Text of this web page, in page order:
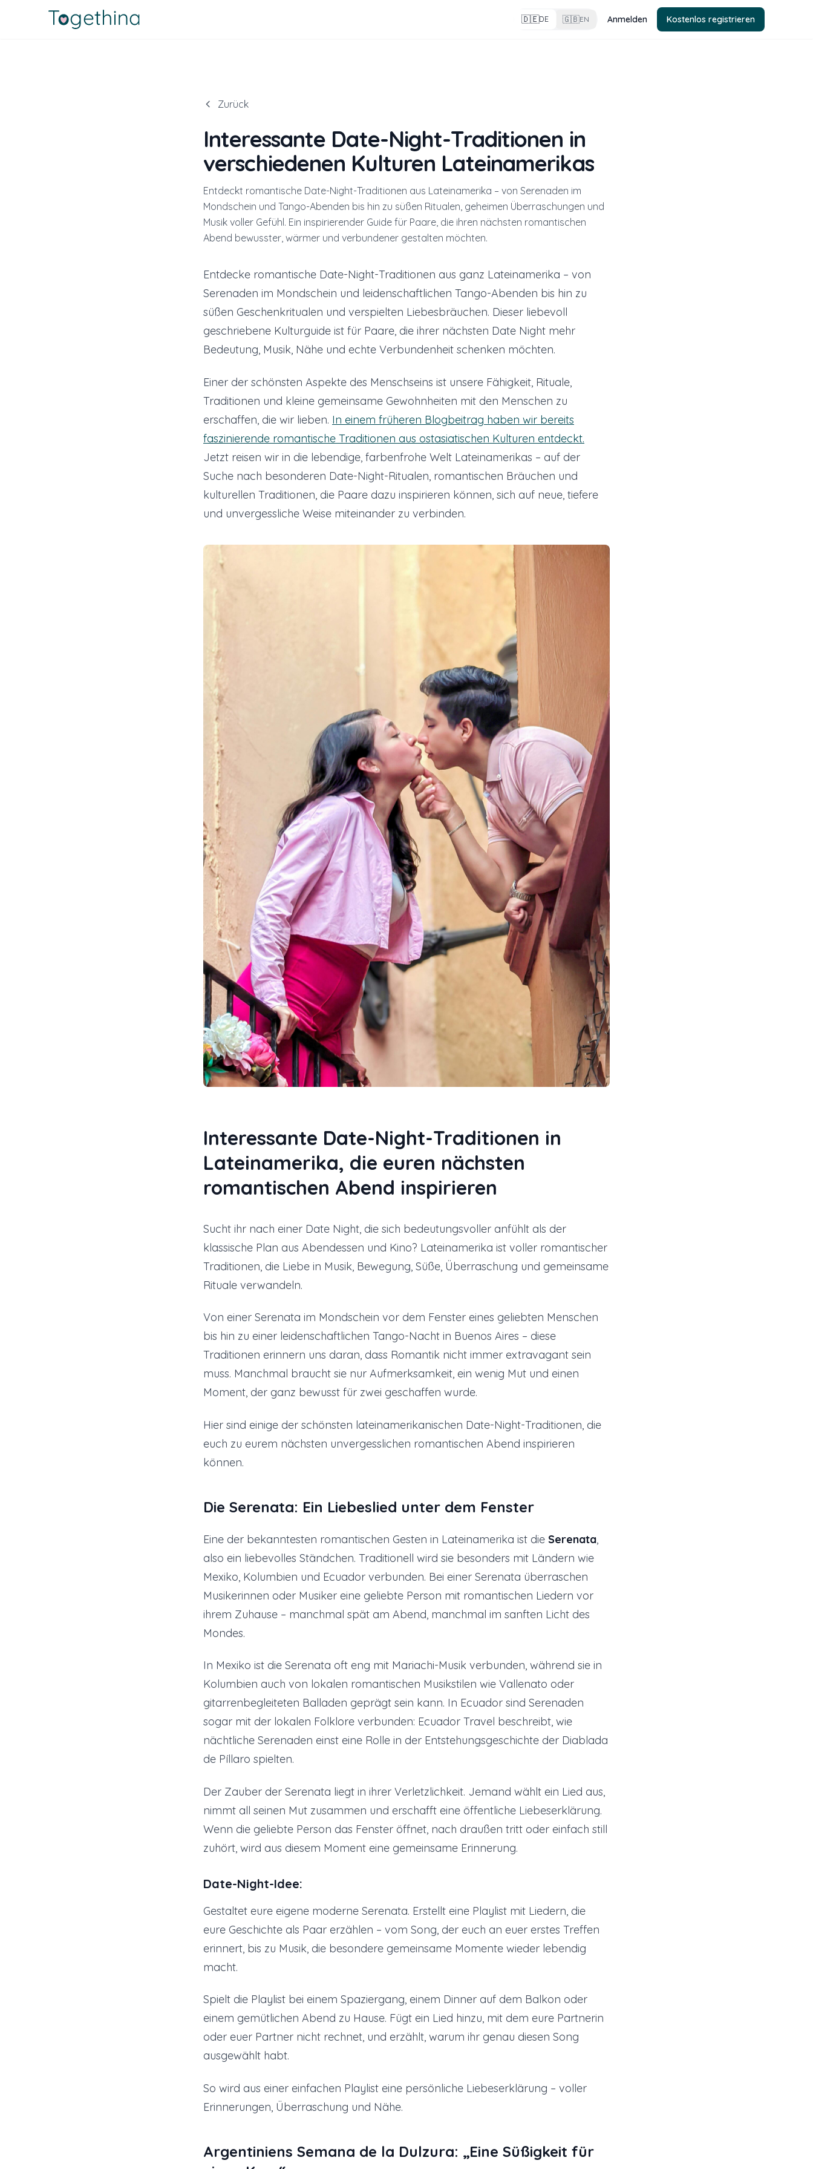
🇩🇪DE 🇬🇧EN Anmelden Kostenlos registrieren
Zurück
Interessante Date-Night-Traditionen in
verschiedenen Kulturen Lateinamerikas
Entdeckt romantische Date-Night-Traditionen aus Lateinamerika – von Serenaden im
Mondschein und Tango-Abenden bis hin zu süßen Ritualen, geheimen Überraschungen und
Musik voller Gefühl. Ein inspirierender Guide für Paare, die ihren nächsten romantischen
Abend bewusster, wärmer und verbundener gestalten möchten.
Entdecke romantische Date-Night-Traditionen aus ganz Lateinamerika – von
Serenaden im Mondschein und leidenschaftlichen Tango-Abenden bis hin zu
süßen Geschenkritualen und verspielten Liebesbräuchen. Dieser liebevoll
geschriebene Kulturguide ist für Paare, die ihrer nächsten Date Night mehr
Bedeutung, Musik, Nähe und echte Verbundenheit schenken möchten.
Einer der schönsten Aspekte des Menschseins ist unsere Fähigkeit, Rituale,
Traditionen und kleine gemeinsame Gewohnheiten mit den Menschen zu
erschaffen, die wir lieben. In einem früheren Blogbeitrag haben wir bereits
faszinierende romantische Traditionen aus ostasiatischen Kulturen entdeckt.
Jetzt reisen wir in die lebendige, farbenfrohe Welt Lateinamerikas – auf der
Suche nach besonderen Date-Night-Ritualen, romantischen Bräuchen und
kulturellen Traditionen, die Paare dazu inspirieren können, sich auf neue, tiefere
und unvergessliche Weise miteinander zu verbinden.
Interessante Date-Night-Traditionen in
Lateinamerika, die euren nächsten
romantischen Abend inspirieren
Sucht ihr nach einer Date Night, die sich bedeutungsvoller anfühlt als der
klassische Plan aus Abendessen und Kino? Lateinamerika ist voller romantischer
Traditionen, die Liebe in Musik, Bewegung, Süße, Überraschung und gemeinsame
Rituale verwandeln.
Von einer Serenata im Mondschein vor dem Fenster eines geliebten Menschen
bis hin zu einer leidenschaftlichen Tango-Nacht in Buenos Aires – diese
Traditionen erinnern uns daran, dass Romantik nicht immer extravagant sein
muss. Manchmal braucht sie nur Aufmerksamkeit, ein wenig Mut und einen
Moment, der ganz bewusst für zwei geschaffen wurde.
Hier sind einige der schönsten lateinamerikanischen Date-Night-Traditionen, die
euch zu eurem nächsten unvergesslichen romantischen Abend inspirieren
können.
Die Serenata: Ein Liebeslied unter dem Fenster
Eine der bekanntesten romantischen Gesten in Lateinamerika ist die Serenata
also ein liebevolles Ständchen. Traditionell wird sie besonders mit Ländern wie
Mexiko, Kolumbien und Ecuador verbunden. Bei einer Serenata überraschen
Musikerinnen oder Musiker eine geliebte Person mit romantischen Liedern vor
ihrem Zuhause – manchmal spät am Abend, manchmal im sanften Licht des
Mondes.
In Mexiko ist die Serenata oft eng mit Mariachi-Musik verbunden, während sie in
Kolumbien auch von lokalen romantischen Musikstilen wie Vallenato oder
gitarrenbegleiteten Balladen geprägt sein kann. In Ecuador sind Serenaden
sogar mit der lokalen Folklore verbunden: Ecuador Travel beschreibt, wie
nächtliche Serenaden einst eine Rolle in der Entstehungsgeschichte der Diablada
de Píllaro spielten.
Der Zauber der Serenata liegt in ihrer Verletzlichkeit. Jemand wählt ein Lied aus,
nimmt all seinen Mut zusammen und erschafft eine öffentliche Liebeserklärung.
Wenn die geliebte Person das Fenster öffnet, nach draußen tritt oder einfach still
zuhört, wird aus diesem Moment eine gemeinsame Erinnerung.
Date-Night-Idee:
Gestaltet eure eigene moderne Serenata. Erstellt eine Playlist mit Liedern, die
eure Geschichte als Paar erzählen – vom Song, der euch an euer erstes Treffen
erinnert, bis zu Musik, die besondere gemeinsame Momente wieder lebendig
macht.
Spielt die Playlist bei einem Spaziergang, einem Dinner auf dem Balkon oder
einem gemütlichen Abend zu Hause. Fügt ein Lied hinzu, mit dem eure Partnerin
oder euer Partner nicht rechnet, und erzählt, warum ihr genau diesen Song
ausgewählt habt.
So wird aus einer einfachen Playlist eine persönliche Liebeserklärung – voller
Erinnerungen, Überraschung und Nähe.
Argentiniens Semana de la Dulzura: „Eine Süßigkeit für